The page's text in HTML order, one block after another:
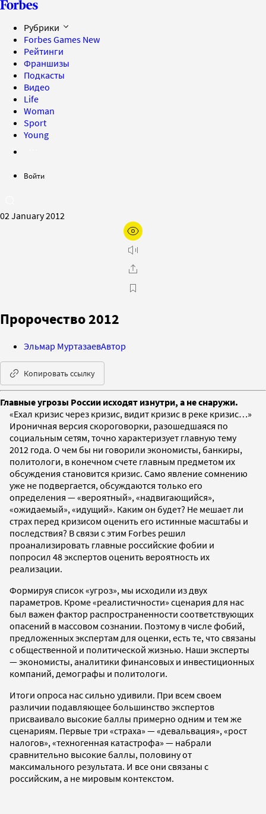
Рубрики
Forbes Games New
Рейтинги
Франшизы
Подкасты
Видео
Life
Woman
Sport
Young
Войти
02 January 2012
Пророчество 2012
Эльмар МуртазаевАвтор
Копировать ссылку
Главные угрозы России исходят изнутри, а не снаружи.
«Ехал кризис через кризис, видит кризис в реке кризис…»
Ироничная версия скороговорки, разошедшаяся по
социальным сетям, точно характеризует главную тему
2012 года. О чем бы ни говорили экономисты, банкиры,
политологи, в конечном счете главным предметом их
обсуждения становится кризис. Само явление сомнению
уже не подвергается, обсуждаются только его
определения — «вероятный», «надвигающийся»,
«ожидаемый», «идущий». Каким он будет? Не мешает ли
страх перед кризисом оценить его истинные масштабы и
последствия? В связи с этим Forbes решил
проанализировать главные российские фобии и
попросил 48 экспертов оценить вероятность их
реализации.
Формируя список «угроз», мы исходили из двух
параметров. Кроме «реалистичности» сценария для нас
был важен фактор распространенности соответствующих
опасений в массовом сознании. Поэтому в числе фобий,
предложенных экспертам для оценки, есть те, что связаны
с общественной и политической жизнью. Наши эксперты
— экономисты, аналитики финансовых и инвестиционных
компаний, демографы и политологи.
Итоги опроса нас сильно удивили. При всем своем
различии подавляющее большинство экспертов
присваивало высокие баллы примерно одним и тем же
сценариям. Первые три «страха» — «девальвация», «рост
налогов», «техногенная катастрофа» — набрали
сравнительно высокие баллы, половину от
максимального результата. И все они связаны с
российским, а не мировым контекстом.